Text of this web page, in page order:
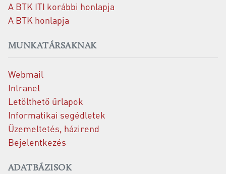
A BTK ITI korábbi honlapja
A BTK honlapja
MUNKATÁRSAKNAK
Webmail
Intranet
Letölthető űrlapok
Informatikai segédletek
Üzemeltetés, házirend
Bejelentkezés
ADATBÁZISOK